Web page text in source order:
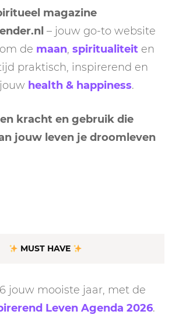
magazine
– jouw go-to website
de maan, spiritualiteit en
praktisch, inspirerend en
health & happiness.
kracht en gebruik die
jouw leven je droomleven
MUST HAVE
jouw mooiste jaar, met de
Leven Agenda 2026.